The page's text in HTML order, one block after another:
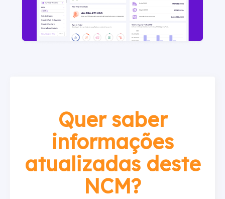
Quer saber
informações
atualizadas deste
NCM?